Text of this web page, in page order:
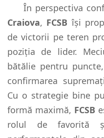
În perspectiva
Craiova, FCSB își
de victorii pe teren
poziția de lider.
bătălie pentru
confirmarea
Cu o strategie bine
formă maximă, FCSB
rolul de favorită